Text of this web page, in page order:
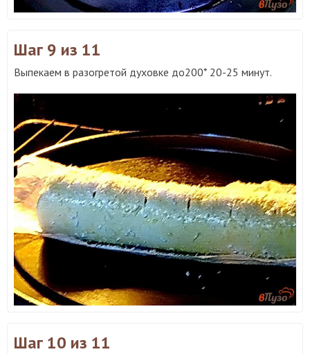
Шаг 9 из 11
Выпекаем в разогретой духовке до200* 20-25 минут.
Шаг 10 из 11